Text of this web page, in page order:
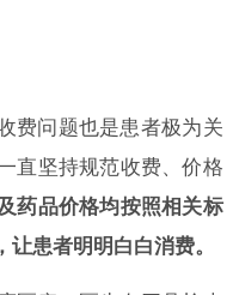
费问题也是患者极为关
直坚持规范收费、价格
药品价格均按照相关标
患者明明白白消费。